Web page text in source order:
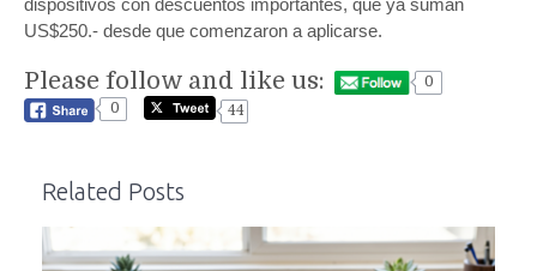
US$250.- desde que comenzaron a aplicarse.
Please follow and like us:
0
0
44
Related Posts